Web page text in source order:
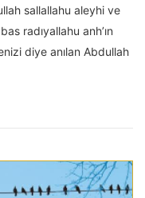
sallallahu aleyhi ve
radıyallahu anh’ın
diye anılan Abdullah